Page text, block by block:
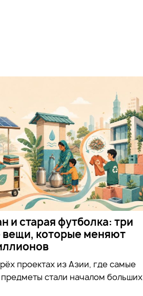
и старая футболка: три
которые меняют
проектах из Азии, где самые
стали началом больших